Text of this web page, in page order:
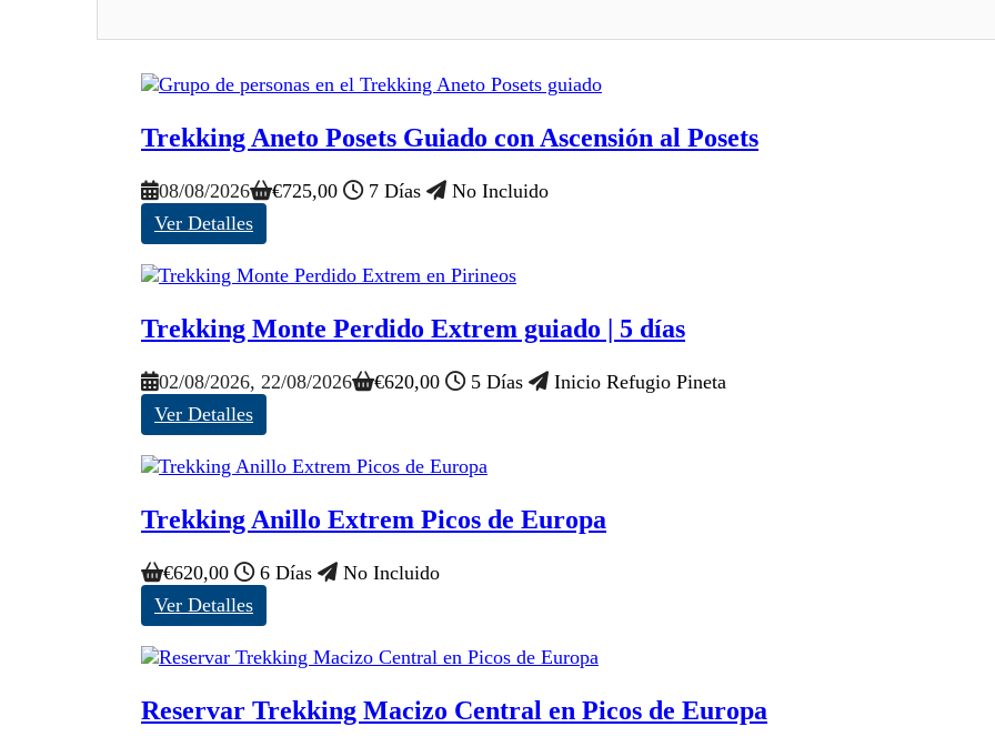
Trekking Aneto Posets Guiado con Ascensión al Posets
08/08/2026 €725,00 7 Días
No Incluido
Ver Detalles
Trekking Monte Perdido Extrem guiado | 5 días
02/08/2026, 22/08/2026 €620,00 5 Días
Inicio Refugio Pineta
Ver Detalles
Trekking Anillo Extrem Picos de Europa
€620,00 6 Días
No Incluido
Ver Detalles
Reservar Trekking Macizo Central en Picos de Europa